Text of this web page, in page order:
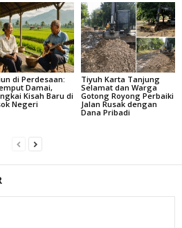
di Perdesaan:
Damai,
Kisah Baru di
Negeri
Tiyuh Karta Tanjung
Selamat dan Warga
Gotong Royong Perbaiki
Jalan Rusak dengan
Dana Pribadi